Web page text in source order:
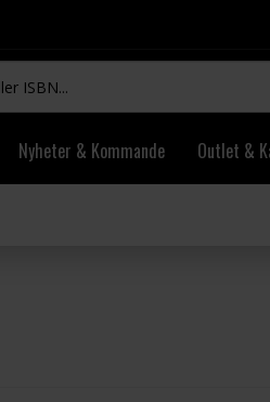
Nyheter & Kommande Outlet &